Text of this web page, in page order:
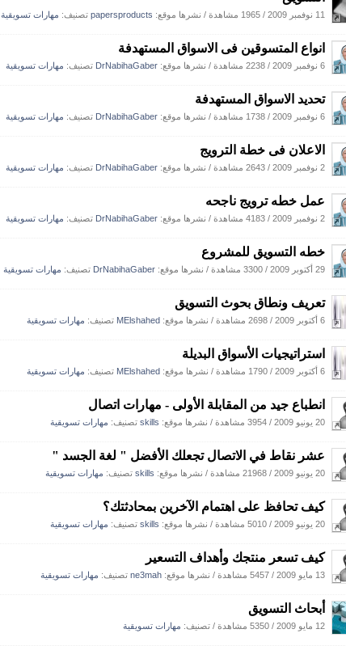
11 نوفمبر 2009 / 1965 مشاهدة / نشرها موقع: papersproducts تصنيف: مهارات تسويقية
انواع المتسوقين فى الاسواق المستهدفة
6 نوفمبر 2009 / 2238 مشاهدة / نشرها موقع: DrNabihaGaber تصنيف: مهارات تسويقية
تحديد الاسواق المستهدفة
6 نوفمبر 2009 / 1738 مشاهدة / نشرها موقع: DrNabihaGaber تصنيف: مهارات تسويقية
الاعلان فى خطة الترويج
2 نوفمبر 2009 / 2643 مشاهدة / نشرها موقع: DrNabihaGaber تصنيف: مهارات تسويقية
عمل خطه ترويج ناجحه
2 نوفمبر 2009 / 4183 مشاهدة / نشرها موقع: DrNabihaGaber تصنيف: مهارات تسويقية
خطه التسويق للمشروع
29 أكتوبر 2009 / 3300 مشاهدة / نشرها موقع: DrNabihaGaber تصنيف: مهارات تسويقية
تعريف ونطاق بحوث التسويق
6 أكتوبر 2009 / 2698 مشاهدة / نشرها موقع: MElshahed تصنيف: مهارات تسويقية
استراتيجيات الأسواق البديلة
6 أكتوبر 2009 / 1790 مشاهدة / نشرها موقع: MElshahed تصنيف: مهارات تسويقية
انطباع جيد من المقابلة الأولى - مهارات اتصال
20 يونيو 2009 / 3954 مشاهدة / نشرها موقع: skills تصنيف: مهارات تسويقية
عشر نقاط في الاتصال تجعلك الأفضل " لغة الجسد "
20 يونيو 2009 / 21968 مشاهدة / نشرها موقع: skills تصنيف: مهارات تسويقية
كيف تحافظ على اهتمام الآخرين بمحادثتك؟
20 يونيو 2009 / 5010 مشاهدة / نشرها موقع: skills تصنيف: مهارات تسويقية
كيف تسعر منتجك وأهداف التسعير
13 مايو 2009 / 5457 مشاهدة / نشرها موقع: ne3mah تصنيف: مهارات تسويقية
أبحاث التسويق
12 مايو 2009 / 5350 مشاهدة / تصنيف: مهارات تسويقية